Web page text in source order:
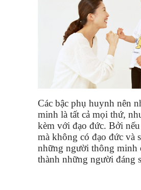
Các bậc phụ huynh nên
minh là tất cả mọi thứ,
kèm với đạo đức. Bởi
mà không có đạo đức và
những người thông minh
thành những người đáng